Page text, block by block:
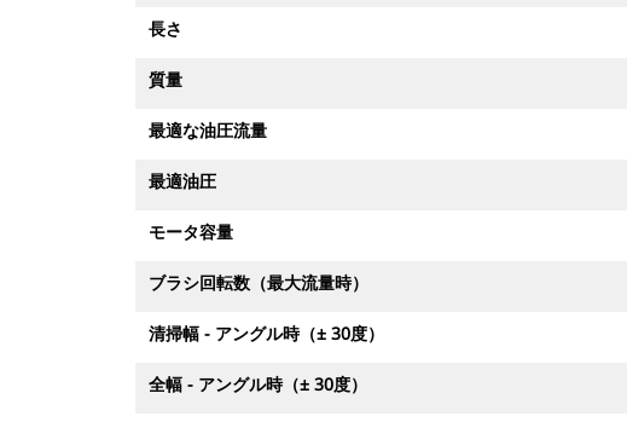
長さ
質量
最適な油圧流量
最適油圧
モータ容量
ブラシ回転数（最大流量時）
清掃幅 - アングル時（± 30度）
全幅 - アングル時（± 30度）